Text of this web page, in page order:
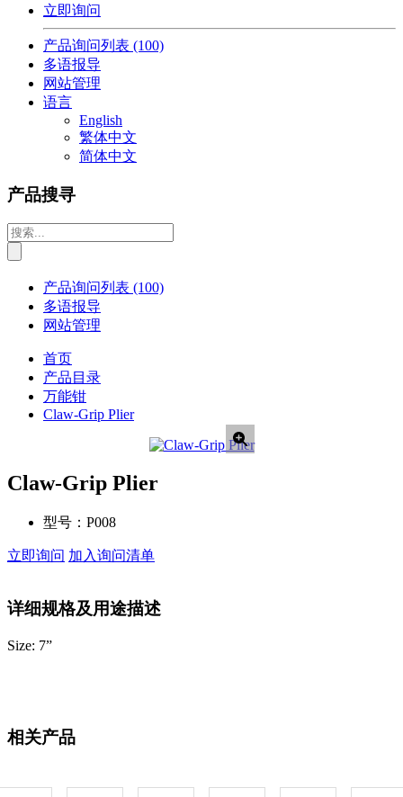
立即询问
产品询问列表 (100)
多语报导
网站管理
语言
English
繁体中文
简体中文
产品搜寻
产品询问列表 (100)
多语报导
网站管理
首页
产品目录
万能钳
Claw-Grip Plier
Claw-Grip Plier
型号： P008
立即询问 加入询问清单
详细规格及用途描述
Size: 7”
相关产品